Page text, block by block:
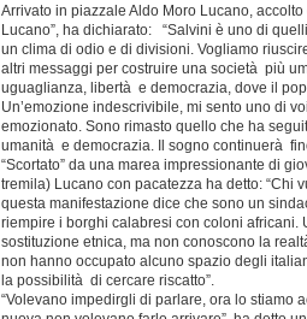
Arrivato in piazzale Aldo Moro Lucano,
Lucano”, ha dichiarato: “Salvini è uno di
un clima di odio e di divisioni. Vogliamo
altri messaggi per costruire una società più
uguaglianza, libertà e democrazia, dove il
Un’emozione indescrivibile, mi sento uno di
emozionato. Sono rimasto quello che ha
umanità e democrazia. Il sogno continuerà
“Scortato” da una marea impressionante di
tremila) Lucano con pacatezza ha detto: “Chi
questa manifestazione dice che sono un
riempire i borghi calabresi con coloni africani.
sostituzione etnica, ma non conoscono la
non hanno occupato alcuno spazio degli
la possibilità di cercare riscatto”.
“Volevano impedirgli di parlare, ora lo stiamo